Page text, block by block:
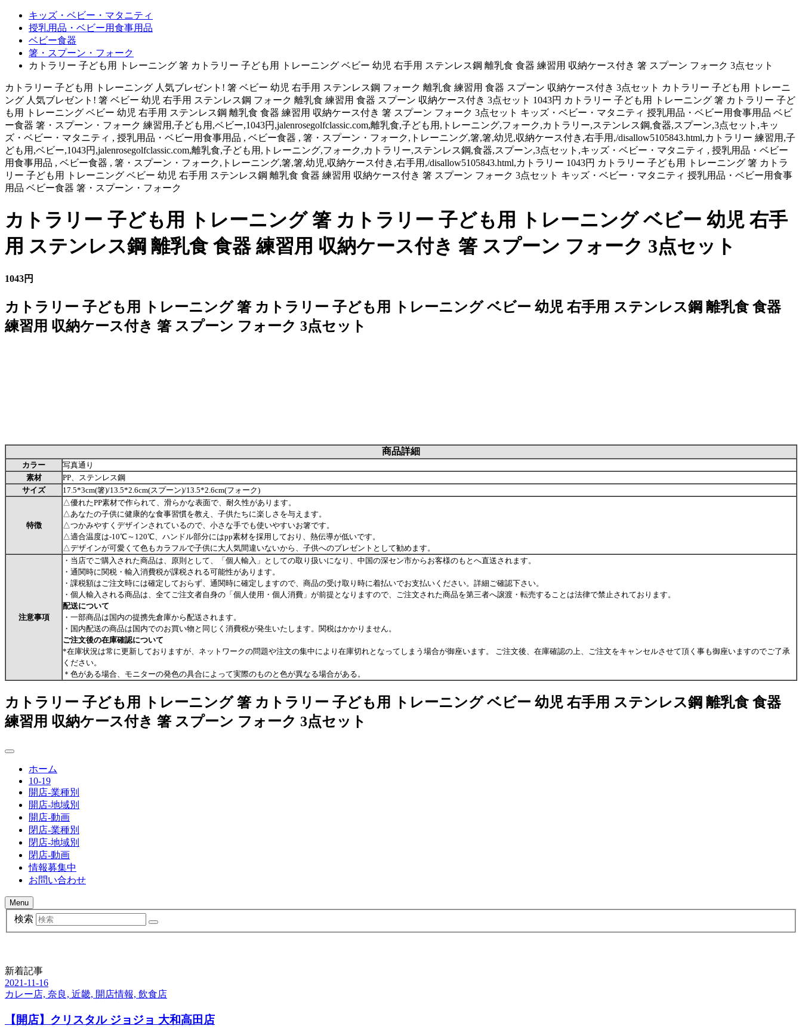
キッズ・ベビー・マタニティ
授乳用品・ベビー用食事用品
ベビー食器
箸・スプーン・フォーク
カトラリー 子ども用 トレーニング 箸 カトラリー 子ども用 トレーニング ベビー 幼児 右手用 ステンレス鋼 離乳食 食器 練習用 収納ケース付き 箸 スプーン フォーク 3点セット
カトラリー 子ども用 トレーニング 人気ブレゼント! 箸 ベビー 幼児 右手用 ステンレス鋼 フォーク 離乳食 練習用 食器 スプーン 収納ケース付き 3点セット カトラリー 子ども用 トレーニ
ング 人気ブレゼント! 箸 ベビー 幼児 右手用 ステンレス鋼 フォーク 離乳食 練習用 食器 スプーン 収納ケース付き 3点セット 1043円 カトラリー 子ども用 トレーニング 箸 カトラリー 子ど
も用 トレーニング ベビー 幼児 右手用 ステンレス鋼 離乳食 食器 練習用 収納ケース付き 箸 スプーン フォーク 3点セット キッズ・ベビー・マタニティ 授乳用品・ベビー用食事用品 ベビ
ー食器 箸・スプーン・フォーク 練習用,子ども用,ベビー,1043円,jalenrosegolfclassic.com,離乳食,子ども用,トレーニング,フォーク,カトラリー,ステンレス鋼,食器,スプーン,3点セット,キッ
ズ・ベビー・マタニティ , 授乳用品・ベビー用食事用品 , ベビー食器 , 箸・スプーン・フォーク,トレーニング,箸,箸,幼児,収納ケース付き,右手用,/disallow5105843.html,カトラリー 練習用,子
ども用,ベビー,1043円,jalenrosegolfclassic.com,離乳食,子ども用,トレーニング,フォーク,カトラリー,ステンレス鋼,食器,スプーン,3点セット,キッズ・ベビー・マタニティ , 授乳用品・ベビー
用食事用品 , ベビー食器 , 箸・スプーン・フォーク,トレーニング,箸,箸,幼児,収納ケース付き,右手用,/disallow5105843.html,カトラリー 1043円 カトラリー 子ども用 トレーニング 箸 カトラ
リー 子ども用 トレーニング ベビー 幼児 右手用 ステンレス鋼 離乳食 食器 練習用 収納ケース付き 箸 スプーン フォーク 3点セット キッズ・ベビー・マタニティ 授乳用品・ベビー用食事
用品 ベビー食器 箸・スプーン・フォーク
カトラリー 子ども用 トレーニング 箸 カトラリー 子ども用 トレーニング ベビー 幼児 右手
用 ステンレス鋼 離乳食 食器 練習用 収納ケース付き 箸 スプーン フォーク 3点セット
1043円
カトラリー 子ども用 トレーニング 箸 カトラリー 子ども用 トレーニング ベビー 幼児 右手用 ステンレス鋼 離乳食 食器
練習用 収納ケース付き 箸 スプーン フォーク 3点セット
商品詳細
カラー
写真通り
素材
PP、ステンレス鋼
サイズ
17.5*3cm(箸)/13.5*2.6cm(スプーン)/13.5*2.6cm(フォーク)
特徴
△優れたPP素材で作られて、滑らかな表面で、耐久性があります。
△あなたの子供に健康的な食事習慣を教え、子供たちに楽しさを与えます。
△つかみやすくデザインされているので、小さな手でも使いやすいお箸です。
△適合温度は-10℃～120℃、ハンドル部分にはpp素材を採用しており、熱伝導が低いです。
△デザインが可愛くて色もカラフルで子供に大人気間違いないから、子供へのプレゼントとして勧めます。
注意事項
・当店でご購入された商品は、原則として、「個人輸入」としての取り扱いになり、中国の深セン市からお客様のもとへ直送されます。
・通関時に関税・輸入消費税が課税される可能性があります。
・課税額はご注文時には確定しておらず、通関時に確定しますので、商品の受け取り時に着払いでお支払いください。詳細ご確認下さい。
・個人輸入される商品は、全てご注文者自身の「個人使用・個人消費」が前提となりますので、ご注文された商品を第三者へ譲渡・転売することは法律で禁止されております。
配送について
・一部商品は国内の提携先倉庫から配送されます。
・国内配送の商品は国内でのお買い物と同じく消費税が発生いたします。関税はかかりません。
ご注文後の在庫確認について
*在庫状況は常に更新しておりますが、ネットワークの問題や注文の集中により在庫切れとなってしまう場合が御座います。 ご注文後、在庫確認の上、ご注文をキャンセルさせて頂く事も御座いますのでご了承
ください。
＊色がある場合、モニターの発色の具合によって実際のものと色が異なる場合がある。
カトラリー 子ども用 トレーニング 箸 カトラリー 子ども用 トレーニング ベビー 幼児 右手用 ステンレス鋼 離乳食 食器
練習用 収納ケース付き 箸 スプーン フォーク 3点セット
ホーム
10-19
開店-業種別
開店-地域別
開店-動画
閉店-業種別
閉店-地域別
閉店-動画
情報募集中
お問い合わせ
Menu
検索
新着記事
2021-11-16
カレー店, 奈良, 近畿, 開店情報, 飲食店
【開店】クリスタル ジョジョ 大和高田店